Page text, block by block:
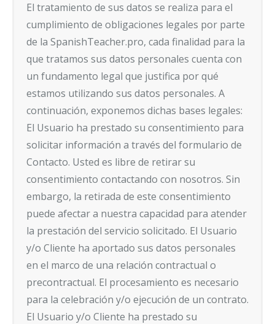
El tratamiento de sus datos se realiza para el
cumplimiento de obligaciones legales por parte
de la SpanishTeacher.pro, cada finalidad para la
que tratamos sus datos personales cuenta con
un fundamento legal que justifica por qué
estamos utilizando sus datos personales. A
continuación, exponemos dichas bases legales:
El Usuario ha prestado su consentimiento para
solicitar información a través del formulario de
Contacto. Usted es libre de retirar su
consentimiento contactando con nosotros. Sin
embargo, la retirada de este consentimiento
puede afectar a nuestra capacidad para atender
la prestación del servicio solicitado. El Usuario
y/o Cliente ha aportado sus datos personales
en el marco de una relación contractual o
precontractual. El procesamiento es necesario
para la celebración y/o ejecución de un contrato.
El Usuario y/o Cliente ha prestado su